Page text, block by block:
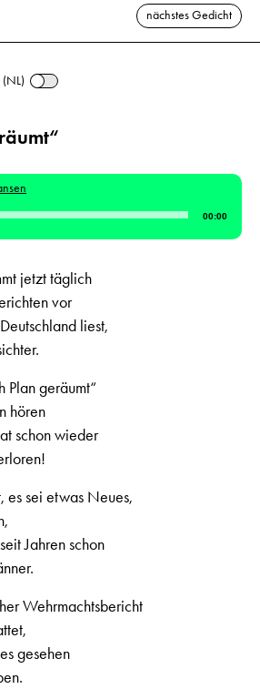
nächstes Gedicht
00:00
jetzt täglich
vor
liest,
Plan geräumt“
hören
schon wieder
es sei etwas Neues,
Jahren schon
Wehrmachtsbericht
gesehen